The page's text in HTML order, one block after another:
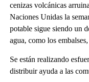
cenizas volcánicas
Naciones Unidas la
potable sigue siendo un
agua, como los
Se están realizando
distribuir ayuda a las